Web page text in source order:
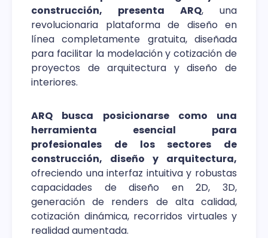
construcción, presenta ARQ, una
revolucionaria plataforma de diseño en
línea completamente gratuita, diseñada
para facilitar la modelación y cotización de
proyectos de arquitectura y diseño de
interiores.
ARQ busca posicionarse como una
herramienta esencial para
profesionales de los sectores de
construcción, diseño y arquitectura,
ofreciendo una interfaz intuitiva y robustas
capacidades de diseño en 2D, 3D,
generación de renders de alta calidad,
cotización dinámica, recorridos virtuales y
realidad aumentada.